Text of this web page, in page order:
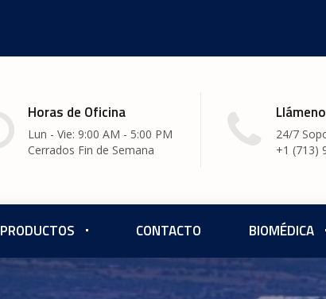
Horas de Oficina
Lun - Vie: 9:00 AM - 5:00 PM
Cerrados Fin de Semana
24/7
+1 (713)
PRODUCTOS CONTACTO BIOMÉDICA